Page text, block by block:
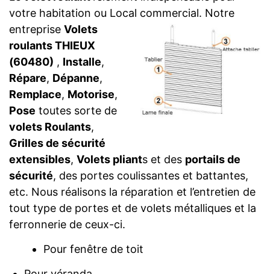
votre habitation ou Local commercial. Notre
entreprise Volets
roulants THIEUX
(60480) , Installe,
Répare, Dépanne,
Remplace, Motorise,
Pose toutes sorte de
volets Roulants,
Grilles de sécurité
extensibles, Volets pliants et des portails de
sécurité, des portes coulissantes et battantes,
etc. Nous réalisons la réparation et l’entretien de
tout type de portes et de volets métalliques et la
ferronnerie de ceux-ci.
Pour fenêtre de toit